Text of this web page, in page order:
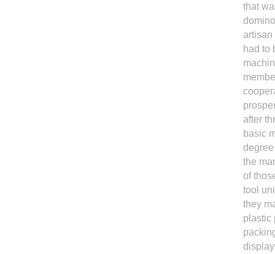
that
artisan
had to
after
basic
the
of
tool
they
plastic